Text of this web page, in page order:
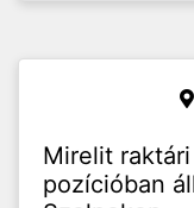
Mirelit
pozícióban